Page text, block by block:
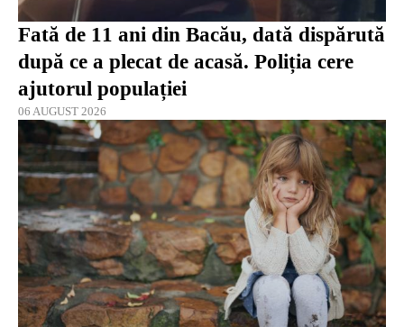
Fată de 11 ani din Bacău, dată dispărută
după ce a plecat de acasă. Poliția cere
ajutorul populației
06 AUGUST 2026